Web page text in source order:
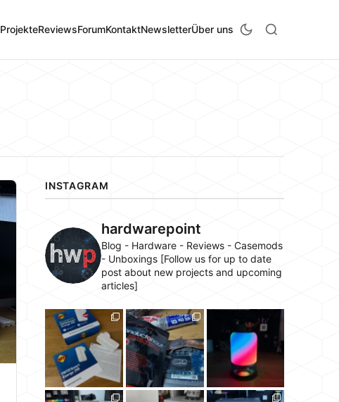
ProjekteReviewsForumKontaktNewsletterÜber uns
INSTAGRAM
hardwarepoint
Blog - Hardware - Reviews - Casemods
- Unboxings [Follow us for up to date
post about new projects and upcoming
articles]